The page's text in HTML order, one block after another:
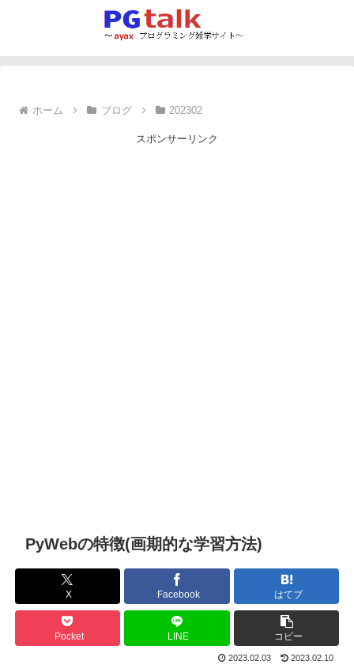
ホーム ブログ 202302
スポンサーリンク
PyWebの特徴(画期的な学習方法)
X Facebook はてブ
Pocket LINE コピー
2023.02.03 2023.02.10